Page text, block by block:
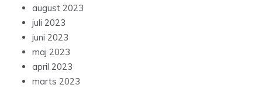
august 2023
juli 2023
juni 2023
maj 2023
april 2023
marts 2023